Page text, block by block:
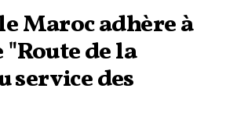
Maroc adhère à
de la
service des